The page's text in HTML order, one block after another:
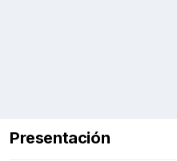
Presentación